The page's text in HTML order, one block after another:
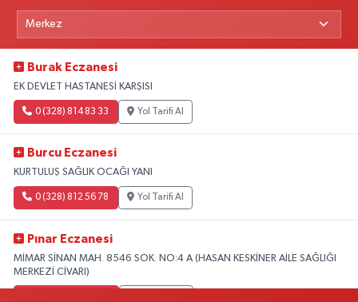
Burak Eczanesi
EK DEVLET HASTANESİ KARŞISI
0 (328) 814 83 33 Yol Tarifi Al
Burcu Eczanesi
KURTULUŞ SAĞLIK OCAĞI YANI
0 (328) 812 56 78 Yol Tarifi Al
Pınar Eczanesi
MİMAR SİNAN MAH. 8546 SOK. NO:4 A (HASAN KESKİNER AİLE SAĞLIĞI
MERKEZİ CİVARI)